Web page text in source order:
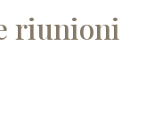
riunioni